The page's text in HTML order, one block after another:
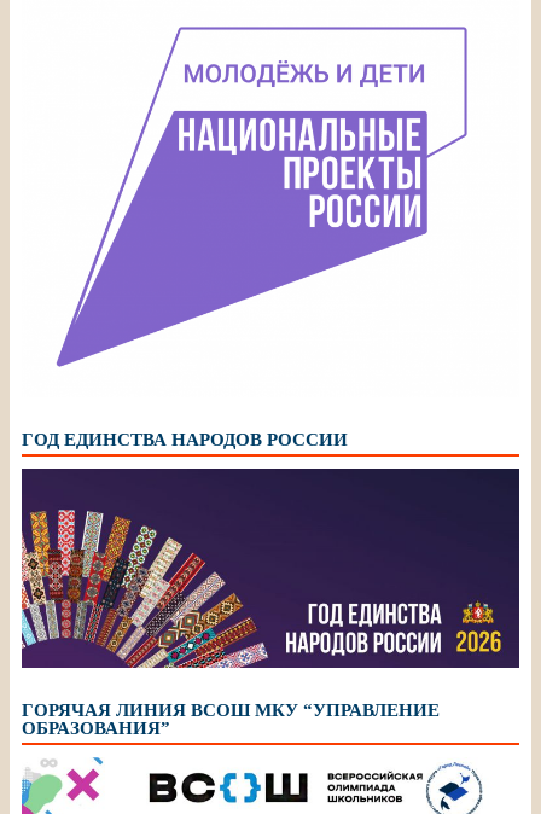
ГОД ЕДИНСТВА НАРОДОВ РОССИИ
ГОРЯЧАЯ ЛИНИЯ ВСОШ МКУ “УПРАВЛЕНИЕ
ОБРАЗОВАНИЯ”